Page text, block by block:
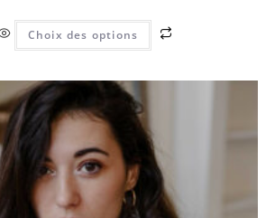
Choix des options